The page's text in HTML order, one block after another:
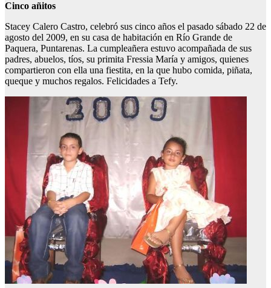
Cinco añitos
Stacey Calero Castro, celebró sus cinco años el pasado sábado 22 de
agosto del 2009, en su casa de habitación en Río Grande de
Paquera, Puntarenas. La cumpleañera estuvo acompañada de sus
padres, abuelos, tíos, su primita Fressia María y amigos, quienes
compartieron con ella una fiestita, en la que hubo comida, piñata,
queque y muchos regalos. Felicidades a Tefy.